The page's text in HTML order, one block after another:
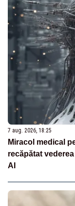
7 aug. 2026, 18:25
Miracol medical
recăpătat
AI